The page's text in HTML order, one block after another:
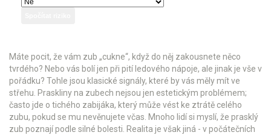
Máte pocit, že vám zub „cukne“, když do něj zakousnete něco
tvrdého? Nebo vás bolí jen při pití ledového nápoje, ale jinak je vše v
pořádku? Tohle jsou klasické signály, které by vás měly mít ve
střehu. Praskliny na zubech nejsou jen estetickým problémem;
často jde o tichého zabijáka, který může vést ke ztrátě celého
zubu, pokud se mu nevěnujete včas. Mnoho lidí si myslí, že prasklý
zub poznají podle silné bolesti. Realita je však jiná - v počátečních